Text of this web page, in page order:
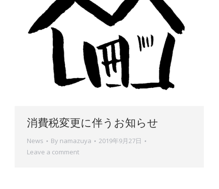
消費税変更に伴うお知らせ
News By namazuya
2019年9月27日
Leave a comment